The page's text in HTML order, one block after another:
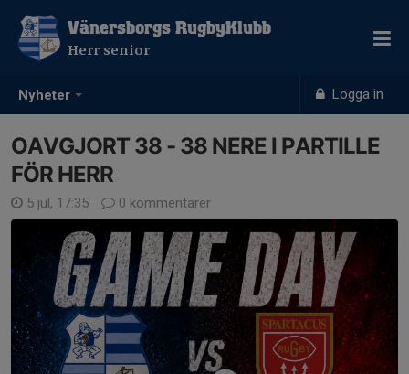
Nyheter Logga in
Vänersborgs RugbyKlubb
Herr senior
OAVGJORT 38 - 38 NERE I PARTILLE
FÖR HERR
5 jul, 17:35 0 kommentarer